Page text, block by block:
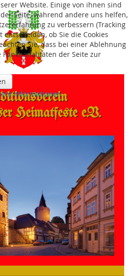
Heimatfeste e.V.
Website. Einige von ihnen sind
Seite, während andere uns helfen,
zu verbessern (Tracking
entscheiden, ob Sie die Cookies
Sie, dass bei einer Ablehnung
der Seite zur
Informationen